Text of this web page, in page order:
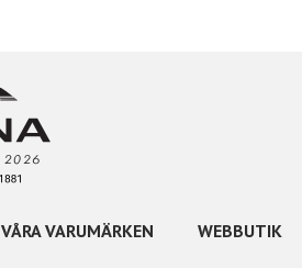
VÅRA VARUMÄRKEN WEBBUTIK